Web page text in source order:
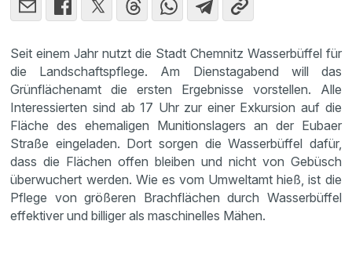
Seit einem Jahr nutzt die Stadt Chemnitz Wasserbüffel für
die Landschaftspflege. Am Dienstagabend will das
Grünflächenamt die ersten Ergebnisse vorstellen. Alle
Interessierten sind ab 17 Uhr zur einer Exkursion auf die
Fläche des ehemaligen Munitionslagers an der Eubaer
Straße eingeladen. Dort sorgen die Wasserbüffel dafür,
dass die Flächen offen bleiben und nicht von Gebüsch
überwuchert werden. Wie es vom Umweltamt hieß, ist die
Pflege von größeren Brachflächen durch Wasserbüffel
effektiver und billiger als maschinelles Mähen.